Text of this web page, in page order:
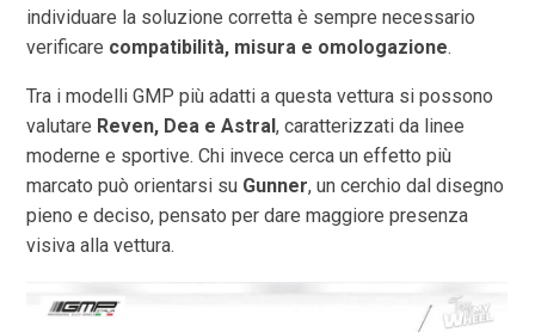
individuare la soluzione corretta è sempre necessario
verificare compatibilità, misura e omologazione.
Tra i modelli GMP più adatti a questa vettura si possono
valutare Reven, Dea e Astral, caratterizzati da linee
moderne e sportive. Chi invece cerca un effetto più
marcato può orientarsi su Gunner, un cerchio dal disegno
pieno e deciso, pensato per dare maggiore presenza
visiva alla vettura.